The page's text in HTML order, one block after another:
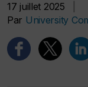
17 juillet 2025
Par University